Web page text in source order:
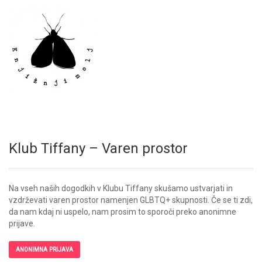
Klub Tiffany – Varen prostor
Na vseh naših dogodkih v Klubu Tiffany skušamo ustvarjati in
vzdrževati varen prostor namenjen GLBTQ+ skupnosti. Če se ti zdi,
da nam kdaj ni uspelo, nam prosim to sporoči preko anonimne
prijave.
ANONIMNA PRIJAVA